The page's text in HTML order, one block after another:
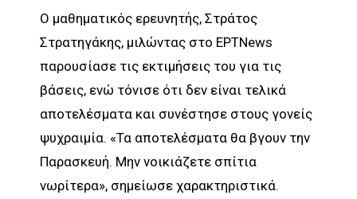
Ο μαθηματικός ερευνητής, Στράτος
Στρατηγάκης, μιλώντας στο ΕΡΤNews
παρουσίασε τις εκτιμήσεις του για τις
βάσεις, ενώ τόνισε ότι δεν είναι τελικά
αποτελέσματα και συνέστησε στους γονείς
ψυχραιμία. «Τα αποτελέσματα θα βγουν την
Παρασκευή. Μην νοικιάζετε σπίτια
νωρίτερα», σημείωσε χαρακτηριστικά.